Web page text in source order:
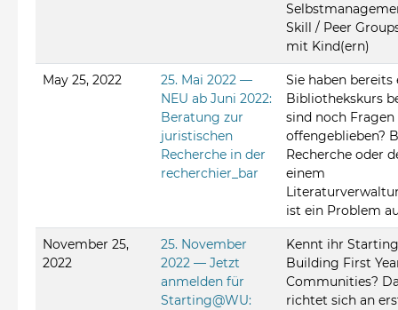
Skill / Peer
mit Kind(ern)
May 25, 2022
25. Mai 2022 —
NEU ab Juni 2022:
Beratung zur
juristischen
Recherche in der
recherchier_bar
Sie haben bereits
Bibliothekskurs
sind noch Fragen
offengeblieben?
Recherche oder
einem
ist ein Problem
November 25,
2022
25. November
2022 — Jetzt
anmelden für
Starting@WU:
Kennt ihr
Building First
Communities?
richtet sich an